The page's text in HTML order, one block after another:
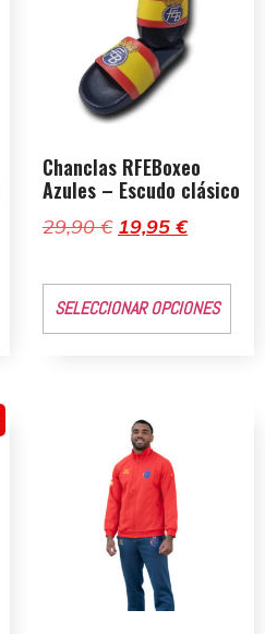
Chanclas RFEBoxeo
Azules – Escudo clásico
29,90€ 19,95 €
SELECCIONAR OPCIONES